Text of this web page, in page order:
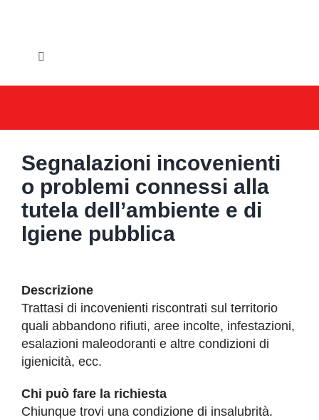
Toggle
IL COMUNE
GLI UFFICI
SERVIZI E UTILITA’
VIVERE VANZAGO
COMUNICAZIONE
Segnalazioni incovenienti
o problemi connessi alla
tutela dell’ambiente e di
Igiene pubblica
Descrizione
Trattasi di incovenienti riscontrati sul territorio
quali abbandono rifiuti, aree incolte, infestazioni,
esalazioni maleodoranti e altre condizioni di
igienicità, ecc.
Chi può fare la richiesta
Chiunque trovi una condizione di insalubrità.